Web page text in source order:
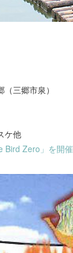
三郷市泉）
ケ他
Bird Zero」を開催